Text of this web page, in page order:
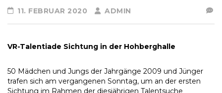
11. FEBRUAR 2020 ADMIN
VR-Talentiade Sichtung in der Hohberghalle
50 Mädchen und Jungs der Jahrgänge 2009 und Jünger
trafen sich am vergangenen Sonntag, um an der ersten
Sichtung im Rahmen der diesjährigen Talentsuche